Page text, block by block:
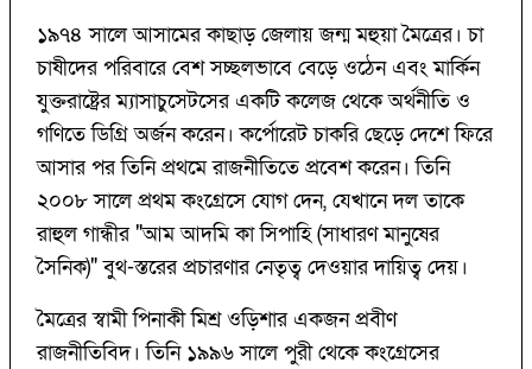
১৯৭৪ সালে আসামের কাছাড় জেলায় জন্ম মহুয়া মৈত্রের। চা
চাষীদের পরিবারে বেশ সচ্ছলভাবে বেড়ে ওঠেন এবং মার্কিন
যুক্তরাষ্ট্রের ম্যাসাচুসেটসের একটি কলেজ থেকে অর্থনীতি ও
গণিতে ডিগ্রি অর্জন করেন। কর্পোরেট চাকরি ছেড়ে দেশে ফিরে
আসার পর তিনি প্রথমে রাজনীতিতে প্রবেশ করেন। তিনি
২০০৮ সালে প্রথম কংগ্রেসে যোগ দেন, যেখানে দল তাকে
রাহুল গান্ধীর "আম আদমি কা সিপাহি (সাধারণ মানুষের
সৈনিক)" বুথ-স্তরের প্রচারণার নেতৃত্ব দেওয়ার দায়িত্ব দেয়।
মৈত্রের স্বামী পিনাকী মিশ্র ওড়িশার একজন প্রবীণ
রাজনীতিবিদ। তিনি ১৯৯৬ সালে পুরী থেকে কংগ্রেসের